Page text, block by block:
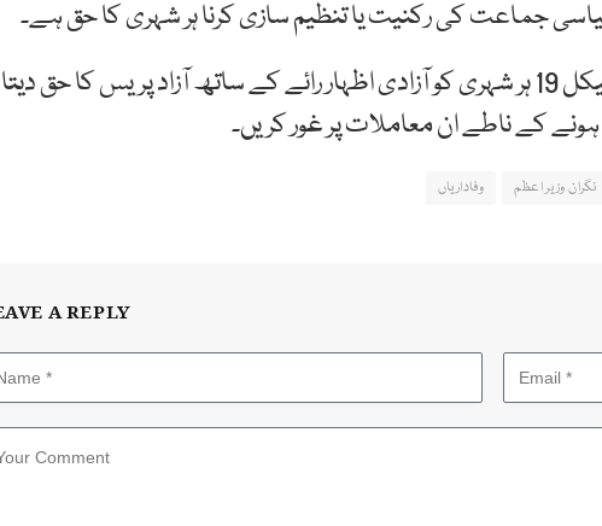
صدر عارف علوی نے نشاندہی کی کہ آئین کا آرٹیکل 19 ہر شہری کو آزادی اظہار رائے کے ساتھ آزاد پریس کا حق دیتا
کے ناطے ان معاملات پر غور کریں۔
نگران وزیر اعظم وفاداریاں
A REPLY